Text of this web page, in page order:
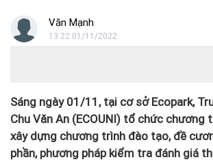
Văn Mạnh
13:22 01/11/2022
Sáng ngày 01/11, tại cơ sở Ecopark,
Chu Văn An (ECOUNI) tổ chức chương
xây dựng chương trình đào tạo, đề
phần, phương pháp kiểm tra đánh giá